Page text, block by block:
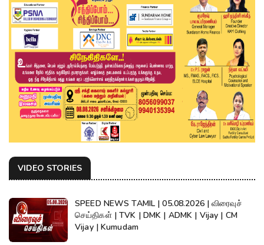
VIDEO STORIES
SPEED NEWS TAMIL | 05.08.2026 | விரைவுச்
செய்திகள் | TVK | DMK | ADMK | Vijay | CM
Vijay | Kumudam